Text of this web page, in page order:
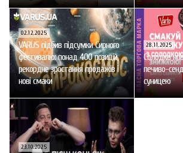
02.12.2025
VARUS підбив підсумки Сирного
фестивалю: понад 400 позицій,
рекордне зростання продажів і
нові смаки
28.11.2025
Солодка
печиво-
суницею
23.10.2025